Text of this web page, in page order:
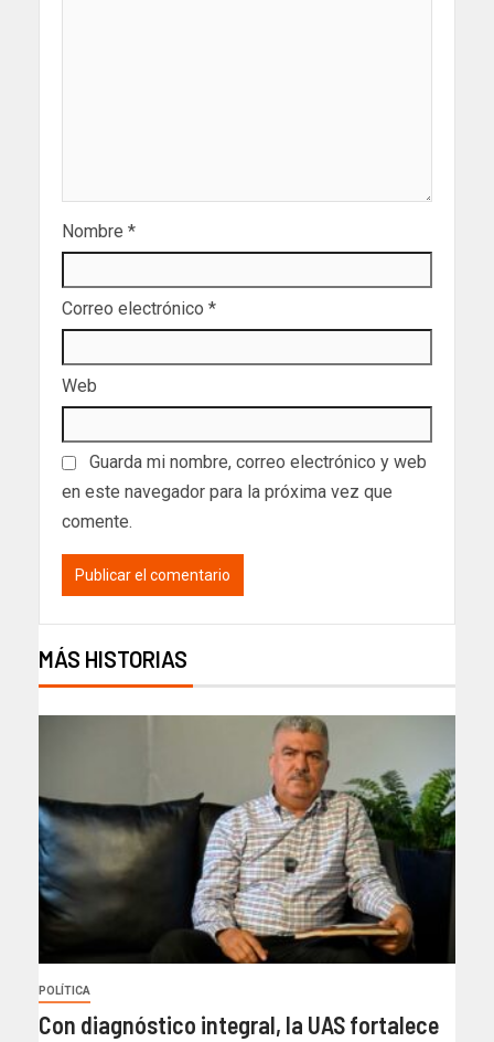
Nombre *
Correo electrónico *
Web
Guarda mi nombre, correo electrónico y web
en este navegador para la próxima vez que
comente.
MÁS HISTORIAS
POLÍTICA
Con diagnóstico integral, la UAS fortalece